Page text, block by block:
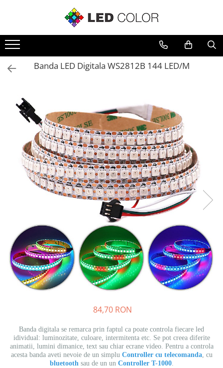
Cablu Banda Led
Senzori
Banda LED Digitala WS2812B 144 LED/M
84,70 RON
Banda digitala se remarca prin faptul ca poate controla fiecare led
idividual: luminozitate, culoare, intermitenta etc. Se pot creea diferite
animatii, lumini dimanice, text sau chiar ecrane video. Pentru a controla
acesta banda aveti nevoie de un simplu Controller cu telecomanda, cu
bluetoothsau de un un Controller T-1000.